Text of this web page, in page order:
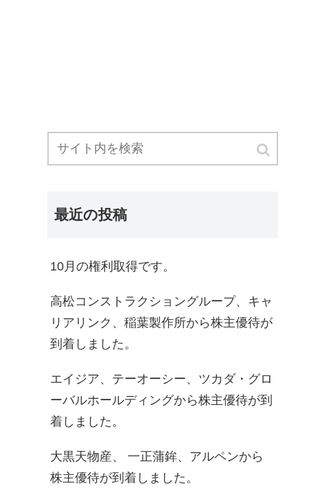
最近の投稿
10月の権利取得です。
高松コンストラクショングループ、キャ
リアリンク、稲葉製作所から株主優待が
到着しました。
エイジア、テーオーシー、ツカダ・グロ
ーバルホールディングから株主優待が到
着しました。
大黒天物産、 一正蒲鉾、アルペンから
株主優待が到着しました。